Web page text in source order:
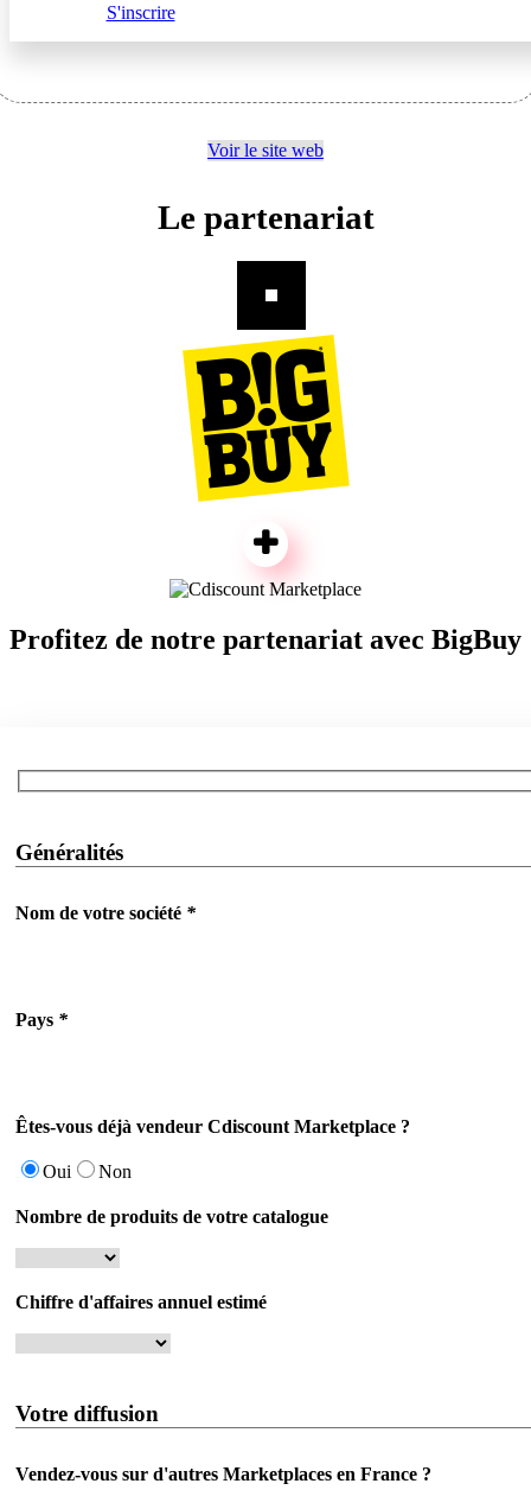
S'inscrire
Voir le site web
Le partenariat
Profitez de notre partenariat avec BigBuy
Généralités
Nom de votre société *
Pays *
Êtes-vous déjà vendeur Cdiscount Marketplace ?
Oui Non
Nombre de produits de votre catalogue
Chiffre d'affaires annuel estimé
Votre diffusion
Vendez-vous sur d'autres Marketplaces en France ?